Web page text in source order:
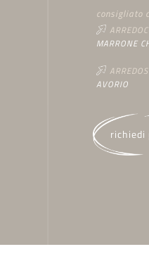
consigliato
MARRONE
AVORIO
richiedi